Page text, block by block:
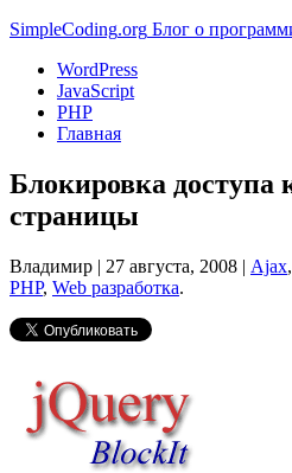
SimpleCoding.org Блог о
WordPress
JavaScript
PHP
Главная
Блокировка доступа
страницы
Владимир | 27 августа, 2008 | Ajax,
PHP, Web разработка.